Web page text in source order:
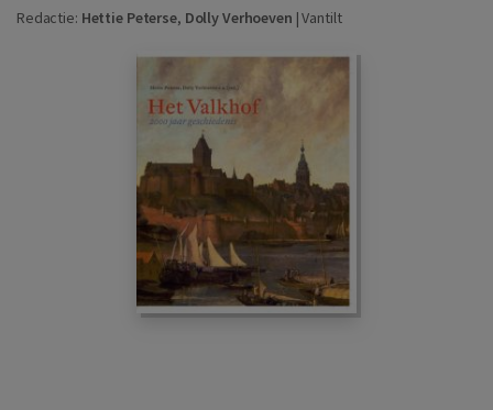
Redactie: Hettie Peterse, Dolly Verhoeven |Vantilt